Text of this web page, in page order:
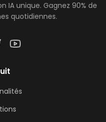
IA unique. Gagnez 90% de
quotidiennes.